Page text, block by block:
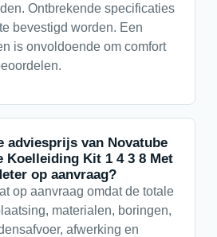
Ontbrekende specificaties
bevestigd worden. Een
is onvoldoende om comfort
adviesprijs van Novatube
Koelleiding Kit 1 4 3 8 Met
op aanvraag?
op aanvraag omdat de totale
materialen, boringen,
afwerking en